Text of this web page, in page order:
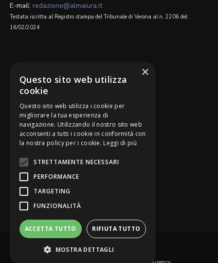
E-mail: redazione@almaiura.it
Testata iscritta al Registro stampa del Tribunale di Verona al n. 2206 del
16/02/2024
Be Bankers è ideato da
×
Questo sito web utilizza
cookie
Questo sito web utilizza i cookie per
migliorare la tua esperienza di
navigazione. Utilizzando il nostro sito web
acconsenti a tutti i cookie in conformità con
la nostra policy per i cookie. Leggi di più
STRETTAMENTE NECESSARI
PERFORMANCE
TARGETING
FUNZIONALITÀ
ACCETTA TUTTO RIFIUTA TUTTO
MOSTRA DETTAGLI